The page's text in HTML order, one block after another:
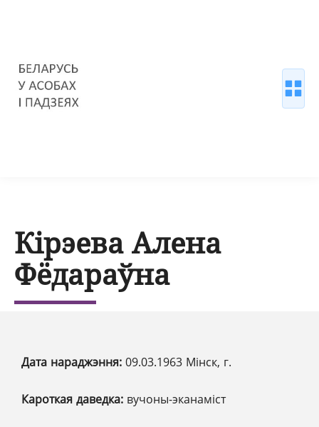
Кірэева Алена
Фёдараўна
Дата нараджэння: 09.03.1963 Мінск, г.
Кароткая даведка: вучоны-эканаміст